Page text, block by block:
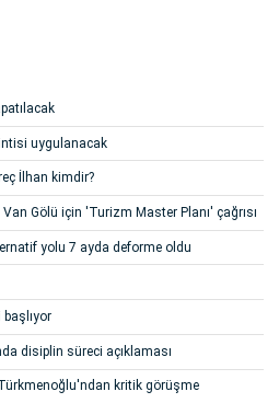
uygulanacak
İlhan kimdir?
Gölü için 'Turizm Master Planı' çağrısı
yolu 7 ayda deforme oldu
disiplin süreci açıklaması
Türkmenoğlu'ndan kritik görüşme